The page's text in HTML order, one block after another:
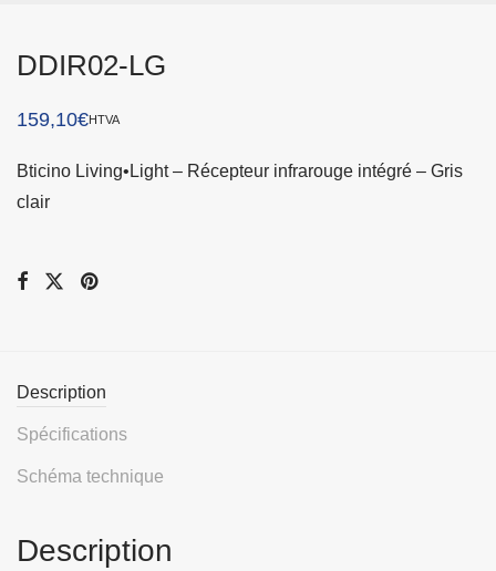
DDIR02-LG
159,10€HTVA
Bticino Living•Light – Récepteur infrarouge intégré – Gris
clair
Description
Spécifications
Schéma technique
Description